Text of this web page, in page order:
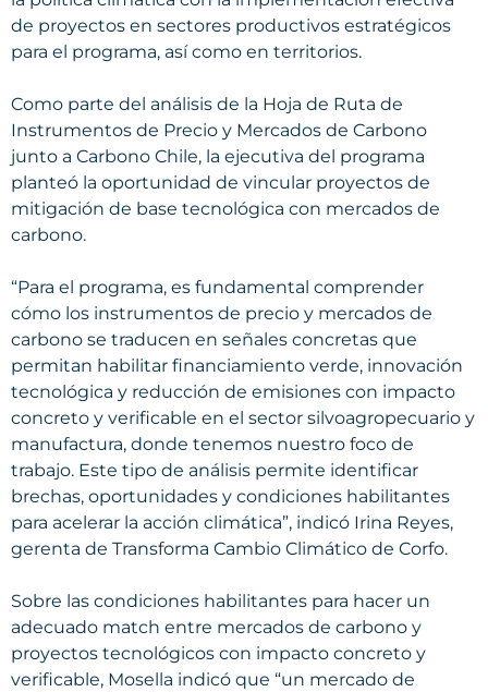
de proyectos en sectores productivos estratégicos
para el programa, así como en territorios.
Como parte del análisis de la Hoja de Ruta de
Instrumentos de Precio y Mercados de Carbono
junto a Carbono Chile, la ejecutiva del programa
planteó la oportunidad de vincular proyectos de
mitigación de base tecnológica con mercados de
carbono.
“Para el programa, es fundamental comprender
cómo los instrumentos de precio y mercados de
carbono se traducen en señales concretas que
permitan habilitar financiamiento verde, innovación
tecnológica y reducción de emisiones con impacto
concreto y verificable en el sector silvoagropecuario y
manufactura, donde tenemos nuestro foco de
trabajo. Este tipo de análisis permite identificar
brechas, oportunidades y condiciones habilitantes
para acelerar la acción climática”, indicó Irina Reyes,
gerenta de Transforma Cambio Climático de Corfo.
Sobre las condiciones habilitantes para hacer un
adecuado match entre mercados de carbono y
proyectos tecnológicos con impacto concreto y
verificable, Mosella indicó que “un mercado de